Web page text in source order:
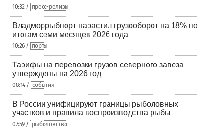
10:32 / пресс-релизы
Владморрыбпорт нарастил грузооборот на 18% по
итогам семи месяцев 2026 года
10:26 / порты
Тарифы на перевозки грузов северного завоза
утверждены на 2026 год
08:14 / события
В России унифицируют границы рыболовных
участков и правила воспроизводства рыбы
07:59 / рыболовство